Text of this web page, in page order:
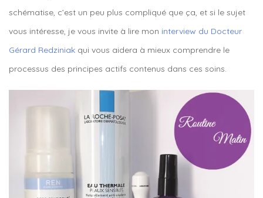
schématise, c’est un peu plus compliqué que ça, et si le sujet
vous intéresse, je vous invite à lire mon interview du Docteur
Gérard Redziniak qui vous aidera à mieux comprendre le
processus des principes actifs contenus dans ces soins.